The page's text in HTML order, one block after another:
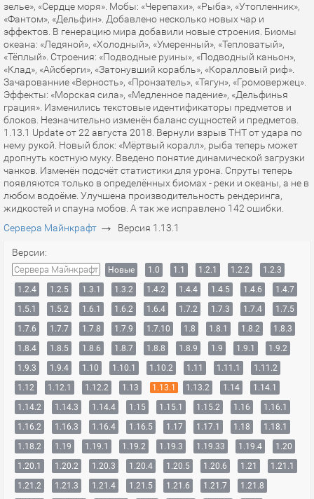
зелье», «Сердце моря». Мобы: «Черепахи», «Рыба», «Утопленник»,
«Фантом», «Дельфин». Добавлено несколько новых чар и
эффектов. В генерацию мира добавили новые строения. Биомы
океана: «Ледяной», «Холодный», «Умеренный», «Тепловатый»,
«Тёплый». Строения: «Подводные руины», «Подводный каньон»,
«Клад», «Айсберги», «Затонувший корабль», «Коралловый риф».
Зачарованние «Верность», «Пронзатель», «Тягун», «Громовержец».
Эффекты: «Морская сила», «Медленное падение», «Дельфинья
грация». Изменились текстовые идентификаторы предметов и
блоков. Незначительно изменён баланс сущностей и предметов.
1.13.1 Update от 22 августа 2018. Вернули взрыв ТНТ от удара по
нему рукой. Новый блок: «Мёртвый коралл», рыба теперь может
дропнуть костную муку. Введено понятие динамической загрузки
чанков. Изменён подсчёт статистики для урона. Спруты теперь
появляются только в определённых биомах - реки и океаны, а не в
любом водоёме. Улучшена производительность рендеринга,
жидкостей и спауна мобов. А так же исправлено 142 ошибки.
Сервера Майнкрафт → Версия 1.13.1
Версии:
Сервера Майнкрафт Новые 1.0 1.1 1.2.1 1.2.2
1.2.3
1.2.4
1.2.5 1.3.1 1.3.2 1.4.2 1.4.4 1.4.5 1.4.6
1.4.7
1.5.1
1.5.2 1.6.1 1.6.2 1.6.4 1.7.2 1.7.3 1.7.4
1.7.5
1.7.6
1.7.7 1.7.8 1.7.9 1.7.10 1.8 1.8.1 1.8.2
1.8.3
1.8.4
1.8.5 1.8.6 1.8.7 1.8.8 1.8.9 1.9 1.9.1
1.9.2
1.9.3
1.9.4 1.10 1.10.1 1.10.2 1.11 1.11.1
1.11.2
1.12
1.12.1 1.12.2 1.13 1.13.1 1.13.2 1.14
1.14.1
1.14.2
1.14.3 1.14.4 1.15 1.15.1 1.15.2 1.16
1.16.1
1.16.2
1.16.3 1.16.4 1.16.5 1.17 1.17.1 1.18
1.18.1
1.18.2
1.19 1.19.1 1.19.2 1.19.3 1.19.33 1.19.4
1.20
1.20.1
1.20.2 1.20.3 1.20.4 1.20.5 1.20.6 1.21
1.21.1
1.21.2
1.21.3 1.21.4 1.21.5 1.21.6 1.21.7
1.21.8